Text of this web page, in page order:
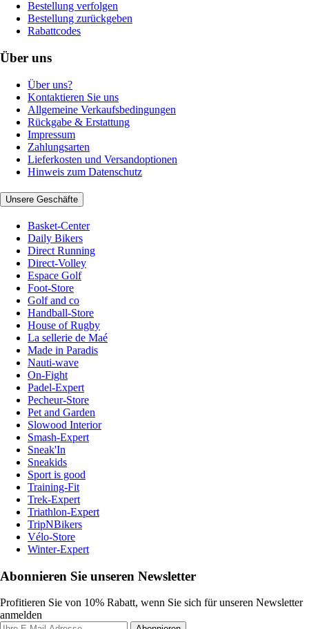
Bestellung verfolgen
Bestellung zurückgeben
Rabattcodes
Über uns
Über uns?
Kontaktieren Sie uns
Allgemeine Verkaufsbedingungen
Rückgabe & Erstattung
Impressum
Zahlungsarten
Lieferkosten und Versandoptionen
Hinweis zum Datenschutz
Unsere Geschäfte
Basket-Center
Daily Bikers
Direct Running
Direct-Volley
Espace Golf
Foot-Store
Golf and co
Handball-Store
House of Rugby
La sellerie de Maé
Made in Paradis
Nauti-wave
On-Fight
Padel-Expert
Pecheur-Store
Pet and Garden
Slowood Interior
Smash-Expert
Sneak'In
Sneakids
Sport is good
Training-Fit
Trek-Expert
Triathlon-Expert
TripNBikers
Vélo-Store
Winter-Expert
Abonnieren Sie unseren Newsletter
Profitieren Sie von 10% Rabatt, wenn Sie sich für unseren Newsletter
anmelden